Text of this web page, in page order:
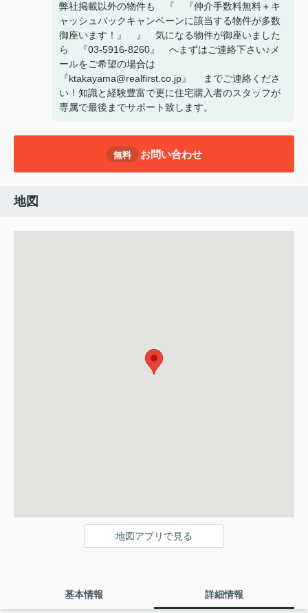
弊社掲載以外の物件も 『 『仲介手数料無料＋キ
ャッシュバックキャンペーンに該当する物件が多数
御座います！』 』 気になる物件が御座いました
ら 『03-5916-8260』 へまずはご連絡下さい♪メ
ールをご希望の場合は
『ktakayama@realfirst.co.jp』 までご連絡くださ
い！知識と経験豊富で更に住宅購入者のスタッフが
専属で最後までサポート致します。
無料 お問い合わせ
地図
地図アプリで見る
基本情報 詳細情報